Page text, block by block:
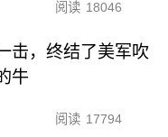
阅读 18046
击，终结了美军吹
牛
阅读 17794